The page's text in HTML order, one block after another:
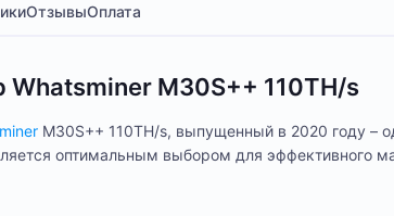
ОтзывыОплата
Whatsminer M30S++ 110TH/s
M30S++ 110TH/s, выпущенный в 2020 году –
оптимальным выбором для эффективного